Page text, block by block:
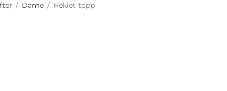
/ Dame / Heklet topp